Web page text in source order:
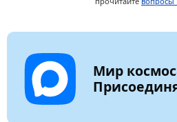
Мир